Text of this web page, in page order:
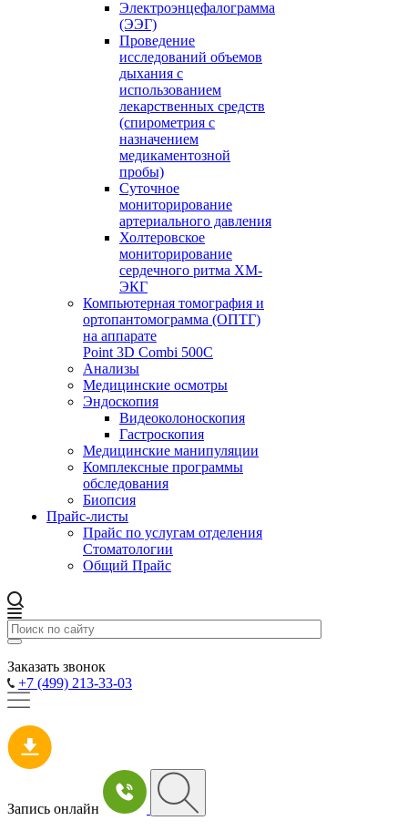
Электроэнцефалограмма
(ЭЭГ)
Проведение
исследований объемов
дыхания с
использованием
лекарственных средств
(спирометрия с
назначением
медикаментозной
пробы)
Суточное
мониторирование
артериального давления
Холтеровское
мониторирование
сердечного ритма ХМ-
ЭКГ
Компьютерная томография и
ортопантомограмма (ОПТГ)
на аппарате
Point 3D Combi 500C
Анализы
Медицинские осмотры
Эндоскопия
Видеоколоноскопия
Гастроскопия
Медицинские манипуляции
Комплексные программы
обследования
Биопсия
Прайс-листы
Прайс по услугам отделения
Стоматологии
Общий Прайс
Заказать звонок
+7 (499) 213-33-03
Запись онлайн